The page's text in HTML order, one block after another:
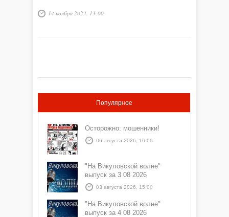
14 ноября 2023, 13:00
Популярное
Осторожно: мошенники!
06 августа 2026, 16:00
"На Викуловской волне"
выпуск за 3 08 2026
03 августа 2026, 15:00
"На Викуловской волне"
выпуск за 4 08 2026